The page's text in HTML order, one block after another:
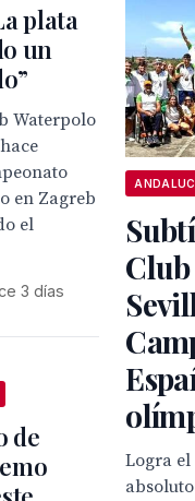
plata
un
Waterpolo
en Zagreb
el
3 días
Logra
de